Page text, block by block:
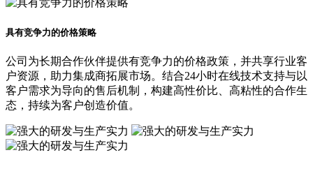
具有竞争力的价格策略
公司为长期合作伙伴提供有竞争力的价格政策，并共享行业客
户资源，助力集成商拓展市场。结合24小时在线技术支持与以
客户需求为导向的售后机制，构建高性价比、高粘性的合作生
态，持续为客户创造价值。